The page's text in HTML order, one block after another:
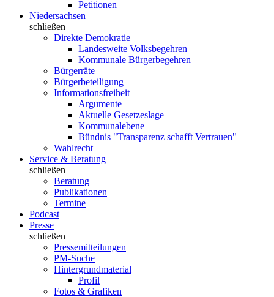
Petitionen
Niedersachsen
schließen
Direkte Demokratie
Landesweite Volksbegehren
Kommunale Bürgerbegehren
Bürgerräte
Bürgerbeteiligung
Informationsfreiheit
Argumente
Aktuelle Gesetzeslage
Kommunalebene
Bündnis "Transparenz schafft Vertrauen"
Wahlrecht
Service & Beratung
schließen
Beratung
Publikationen
Termine
Podcast
Presse
schließen
Pressemitteilungen
PM-Suche
Hintergrundmaterial
Profil
Fotos & Grafiken